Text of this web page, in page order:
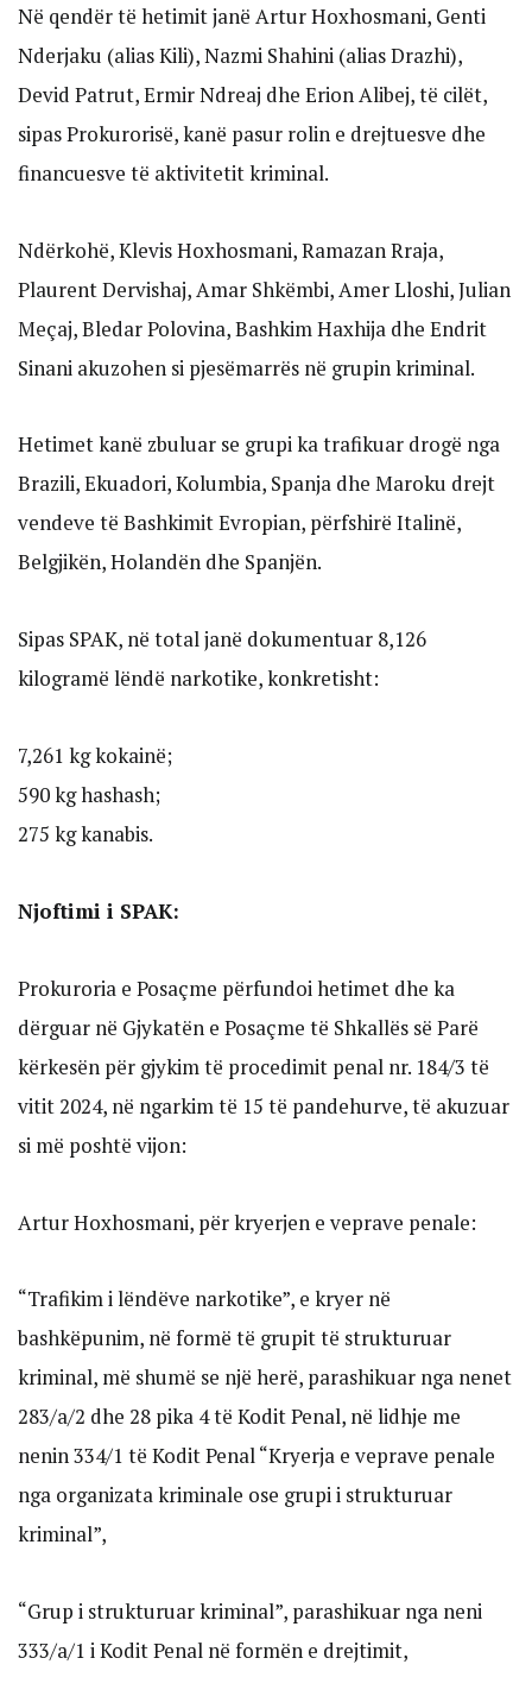
Në qendër të hetimit janë Artur Hoxhosmani, Genti
Nderjaku (alias Kili), Nazmi Shahini (alias Drazhi),
Devid Patrut, Ermir Ndreaj dhe Erion Alibej, të cilët,
sipas Prokurorisë, kanë pasur rolin e drejtuesve dhe
financuesve të aktivitetit kriminal.
Ndërkohë, Klevis Hoxhosmani, Ramazan Rraja,
Plaurent Dervishaj, Amar Shkëmbi, Amer Lloshi, Julian
Meçaj, Bledar Polovina, Bashkim Haxhija dhe Endrit
Sinani akuzohen si pjesëmarrës në grupin kriminal.
Hetimet kanë zbuluar se grupi ka trafikuar drogë nga
Brazili, Ekuadori, Kolumbia, Spanja dhe Maroku drejt
vendeve të Bashkimit Evropian, përfshirë Italinë,
Belgjikën, Holandën dhe Spanjën.
Sipas SPAK, në total janë dokumentuar 8,126
kilogramë lëndë narkotike, konkretisht:
7,261 kg kokainë;
590 kg hashash;
275 kg kanabis.
Njoftimi i SPAK:
Prokuroria e Posaçme përfundoi hetimet dhe ka
dërguar në Gjykatën e Posaçme të Shkallës së Parë
kërkesën për gjykim të procedimit penal nr. 184/3 të
vitit 2024, në ngarkim të 15 të pandehurve, të akuzuar
si më poshtë vijon:
Artur Hoxhosmani, për kryerjen e veprave penale:
“Trafikim i lëndëve narkotike”, e kryer në
bashkëpunim, në formë të grupit të strukturuar
kriminal, më shumë se një herë, parashikuar nga nenet
283/a/2 dhe 28 pika 4 të Kodit Penal, në lidhje me
nenin 334/1 të Kodit Penal “Kryerja e veprave penale
nga organizata kriminale ose grupi i strukturuar
kriminal”,
“Grup i strukturuar kriminal”, parashikuar nga neni
333/a/1 i Kodit Penal në formën e drejtimit,